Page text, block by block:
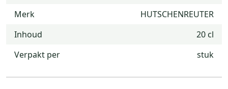
Merk
HUTSCHENREUTER
Inhoud
20 cl
Verpakt per
stuk